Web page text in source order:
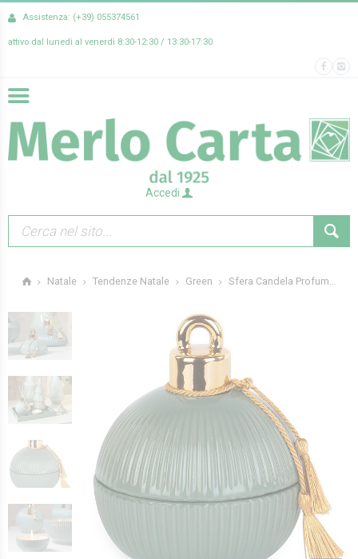
Assistenza: (+39) 055374561
attivo dal lunedì al venerdì 8:30-12:30 / 13:30-17:30
Accedi
Natale Tendenze Natale Green Sfera Candela Profum...